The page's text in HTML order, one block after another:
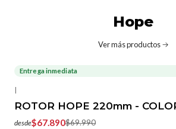
Hope
Ver más productos
-3%OFF
Entrega inmediata
|
ROTOR HOPE 220mm -
desde$67.890$69.990